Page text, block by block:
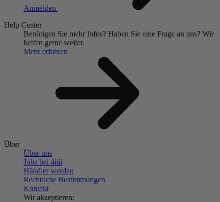
Anmelden
Help Center
Benötigen Sie mehr Infos? Haben Sie eine Frage an uns? Wir
helfen gerne weiter.
Mehr erfahren
Über
Über uns
Jobs bei 4iiii
Händler werden
Rechtliche Bestimmungen
Kontakt
Wir akzeptieren: